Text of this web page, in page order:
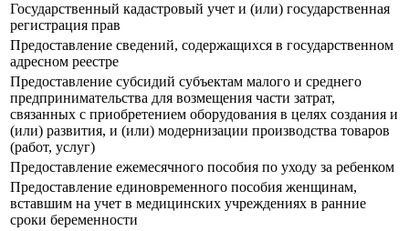
Государственный кадастровый учет и (или) государственная
регистрация прав
Предоставление сведений, содержащихся в государственном
адресном реестре
Предоставление субсидий субъектам малого и среднего
предпринимательства для возмещения части затрат,
связанных с приобретением оборудования в целях создания и
(или) развития, и (или) модернизации производства товаров
(работ, услуг)
Предоставление ежемесячного пособия по уходу за ребенком
Предоставление единовременного пособия женщинам,
вставшим на учет в медицинских учреждениях в ранние
сроки беременности